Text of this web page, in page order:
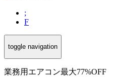
;
F
toggle navigation
業務用エアコン最大77%OFF